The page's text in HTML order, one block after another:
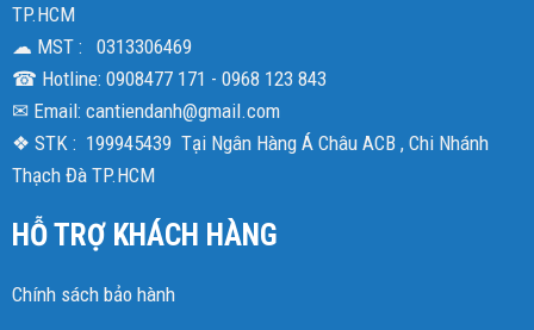
TP.HCM
☁ MST : 0313306469
☎ Hotline: 0908477 171 - 0968 123 843
✉ Email: cantiendanh@gmail.com
❖ STK : 199945439 Tại Ngân Hàng Á Châu ACB , Chi Nhánh
Thạch Đà TP.HCM
HỖ TRỢ KHÁCH HÀNG
Chính sách bảo hành